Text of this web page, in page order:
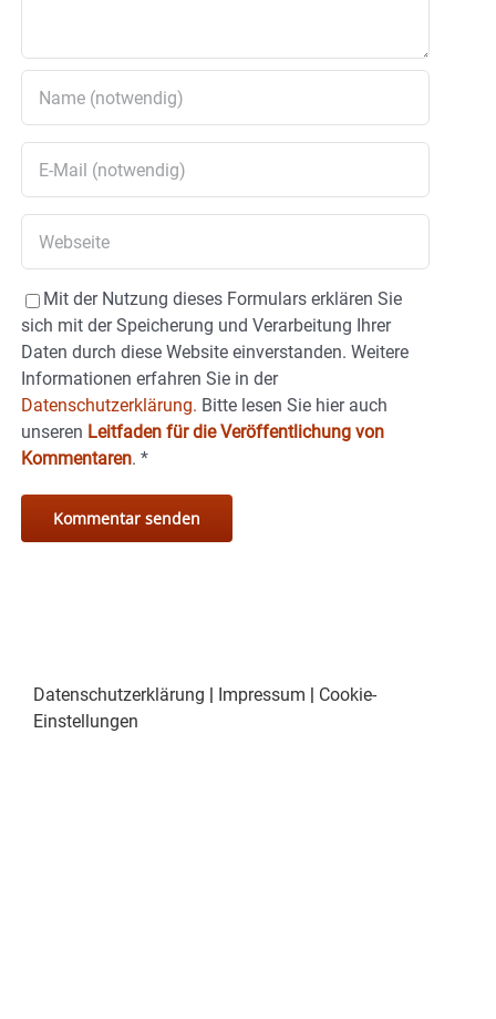
Mit der Nutzung dieses Formulars erklären Sie
sich mit der Speicherung und Verarbeitung Ihrer
Daten durch diese Website einverstanden. Weitere
Informationen erfahren Sie in der
Datenschutzerklärung. Bitte lesen Sie hier auch
unseren Leitfaden für die Veröffentlichung von
Kommentaren. *
Datenschutzerklärung Impressum
Cookie-
Einstellungen